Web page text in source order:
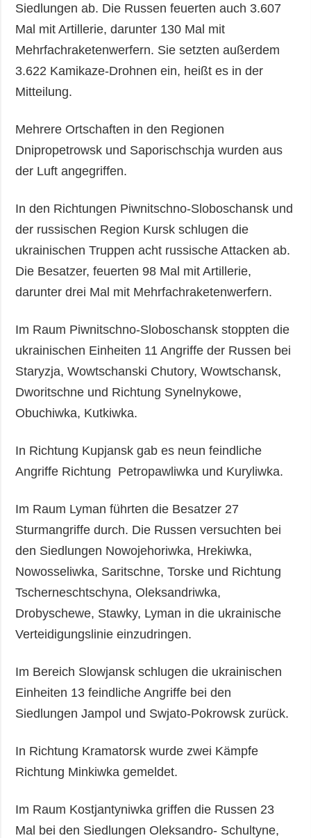
Siedlungen ab. Die Russen feuerten auch 3.607
Mal mit Artillerie, darunter 130 Mal mit
Mehrfachraketenwerfern. Sie setzten außerdem
3.622 Kamikaze-Drohnen ein, heißt es in der
Mitteilung.
Mehrere Ortschaften in den Regionen
Dnipropetrowsk und Saporischschja wurden aus
der Luft angegriffen.
In den Richtungen Piwnitschno-Sloboschansk und
der russischen Region Kursk schlugen die
ukrainischen Truppen acht russische Attacken ab.
Die Besatzer, feuerten 98 Mal mit Artillerie,
darunter drei Mal mit Mehrfachraketenwerfern.
Im Raum Piwnitschno-Sloboschansk stoppten die
ukrainischen Einheiten 11 Angriffe der Russen bei
Staryzja, Wowtschanski Chutory, Wowtschansk,
Dworitschne und Richtung Synelnykowe,
Obuchiwka, Kutkiwka.
In Richtung Kupjansk gab es neun feindliche
Angriffe Richtung Petropawliwka und Kuryliwka.
Im Raum Lyman führten die Besatzer 27
Sturmangriffe durch. Die Russen versuchten bei
den Siedlungen Nowojehoriwka, Hrekiwka,
Nowosseliwka, Saritschne, Torske und Richtung
Tscherneschtschyna, Oleksandriwka,
Drobyschewe, Stawky, Lyman in die ukrainische
Verteidigungslinie einzudringen.
Im Bereich Slowjansk schlugen die ukrainischen
Einheiten 13 feindliche Angriffe bei den
Siedlungen Jampol und Swjato-Pokrowsk zurück.
In Richtung Kramatorsk wurde zwei Kämpfe
Richtung Minkiwka gemeldet.
Im Raum Kostjantyniwka griffen die Russen 23
Mal bei den Siedlungen Oleksandro- Schultyne,